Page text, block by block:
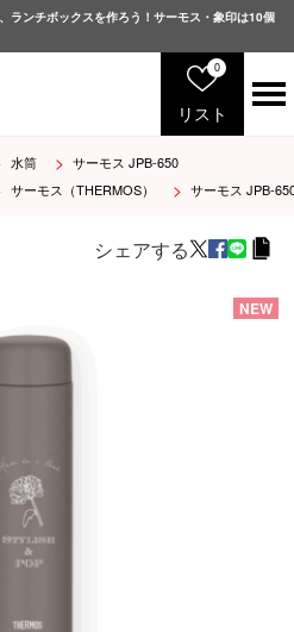
ランチボックスを作ろう！サーモス・象印は10個
リスト
0
水筒
サーモス JPB-650
サーモス（THERMOS） サーモス JPB-
シェアする
NEW